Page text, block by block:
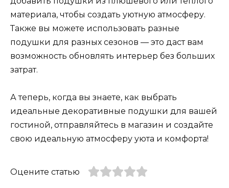
материала, чтобы создать уютную атмосферу.
Также вы можете использовать разные
подушки для разных сезонов — это даст вам
возможность обновлять интерьер без больших
затрат.
А теперь, когда вы знаете, как выбрать
идеальные декоративные подушки для вашей
гостиной, отправляйтесь в магазин и создайте
свою идеальную атмосферу уюта и комфорта!
Оцените статью